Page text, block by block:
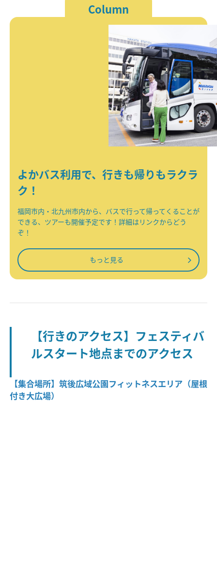
Column
よかバス利用で、行きも帰りもラクラ
ク！
福岡市内・北九州市内から、バスで行って帰ってくることが
できる、ツアーも開催予定です！詳細はリンクからどう
ぞ！
もっと見る
【行きのアクセス】フェスティバ
ルスタート地点までのアクセス
【集合場所】筑後広域公園フィットネスエリア（屋根
付き大広場）